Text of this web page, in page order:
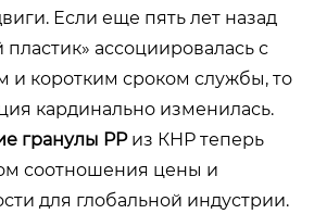
Если еще пять лет назад
пластик» ассоциировалась с
и коротким сроком службы, то
кардинально изменилась.
гранулы PPиз КНР теперь
соотношения цены и
для глобальной индустрии.